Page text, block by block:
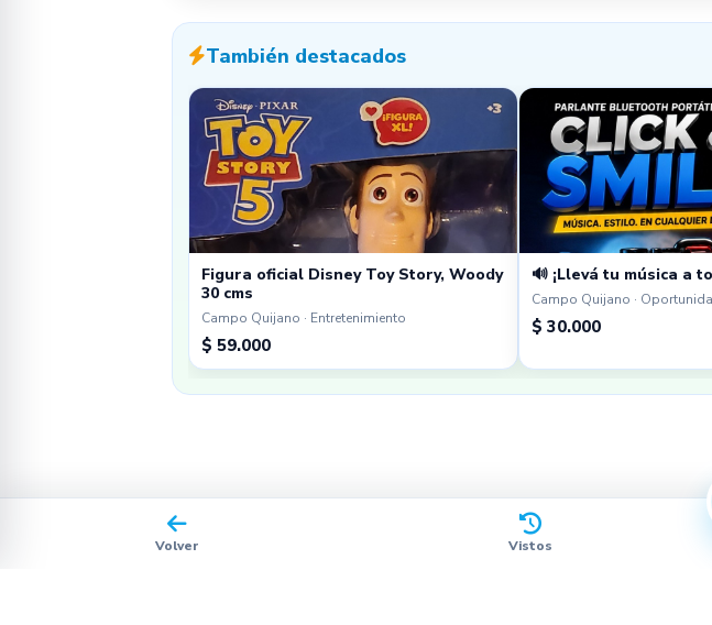
También destacados
Figura oficial Disney Toy Story, Woody
30 cms
Campo Quijano · Entretenimiento
$ 59.000
🔊 ¡Llevá tu música a
Campo Quijano ·
$ 30.000
Volver Vistos
Email verificado
WhatsApp registrado